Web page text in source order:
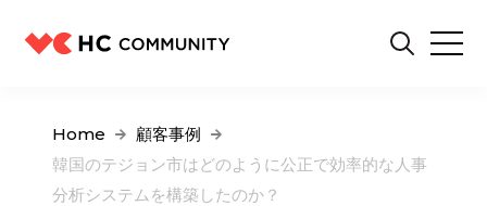
Home
顧客事例
韓国のテジョン市はどのように公正で効率的な人事
分析システムを構築したのか？